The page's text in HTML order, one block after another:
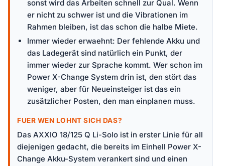
sonst wird das Arbeiten schnell zur Qual. Wenn
er nicht zu schwer ist und die Vibrationen im
Rahmen bleiben, ist das schon die halbe Miete.
Immer wieder erwaehnt: Der fehlende Akku und
das Ladegerät sind natürlich ein Punkt, der
immer wieder zur Sprache kommt. Wer schon im
Power X-Change System drin ist, den stört das
weniger, aber für Neueinsteiger ist das ein
zusätzlicher Posten, den man einplanen muss.
FUER WEN LOHNT SICH DAS?
Das AXXIO 18/125 Q Li-Solo ist in erster Linie für all
diejenigen gedacht, die bereits im Einhell Power X-
Change Akku-System verankert sind und einen